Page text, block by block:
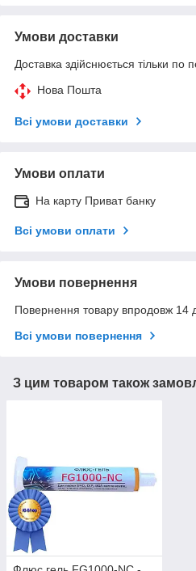
Умови доставки
Доставка здійснюється тільки по
Нова Пошта
Всі умови доставки
Умови оплати
На карту Приват банку
Всі умови оплати
Умови повернення
Повернення товару впродовж 14
Всі умови повернення
З цим товаром також